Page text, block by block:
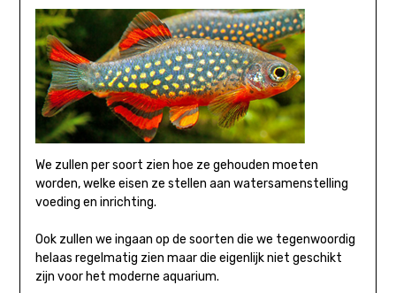
We zullen per soort zien hoe ze gehouden moeten
worden, welke eisen ze stellen aan watersamenstelling
voeding en inrichting.
Ook zullen we ingaan op de soorten die we tegenwoordig
helaas regelmatig zien maar die eigenlijk niet geschikt
zijn voor het moderne aquarium.